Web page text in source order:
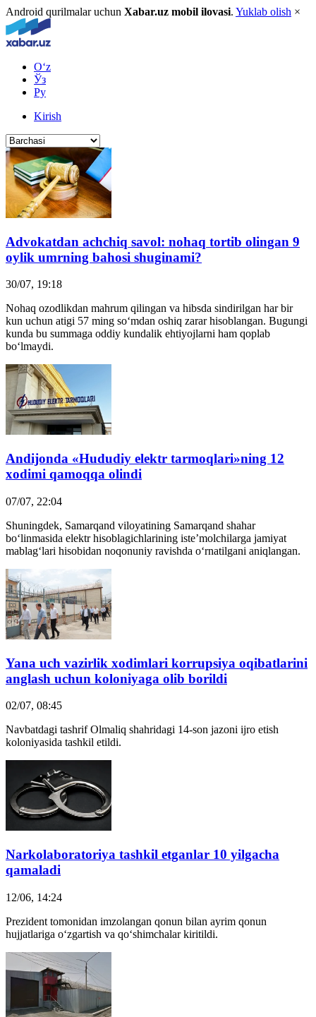
Android qurilmalar uchun Xabar.uz mobil ilovasi. Yuklab olish ×
O‘z
Ўз
Ру
Kirish
Advokatdan achchiq savol: nohaq tortib olingan 9
oylik umrning bahosi shuginami?
30/07, 19:18
Nohaq ozodlikdan mahrum qilingan va hibsda sindirilgan har bir
kun uchun atigi 57 ming so‘mdan oshiq zarar hisoblangan. Bugungi
kunda bu summaga oddiy kundalik ehtiyojlarni ham qoplab
bo‘lmaydi.
Andijonda «Hududiy elektr tarmoqlari»ning 12
xodimi qamoqqa olindi
07/07, 22:04
​Shuningdek, Samarqand viloyatining Samarqand shahar
bo‘linmasida elektr hisoblagichlarining iste’molchilarga jamiyat
mablag‘lari hisobidan noqonuniy ravishda o‘rnatilgani aniqlangan.
Yana uch vazirlik xodimlari korrupsiya oqibatlarini
anglash uchun koloniyaga olib borildi
02/07, 08:45
Navbatdagi tashrif Olmaliq shahridagi 14-son jazoni ijro etish
koloniyasida tashkil etildi.
Narkolaboratoriya tashkil etganlar 10 yilgacha
qamaladi
12/06, 14:24
Prezident tomonidan imzolangan qonun bilan ayrim qonun
hujjatlariga o‘zgartish va qo‘shimchalar kiritildi.